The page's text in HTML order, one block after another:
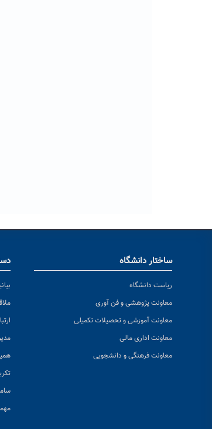
ساختار دانشگاه
ریاست دانشگاه
معاونت پژوهشی و فن آوری
معاونت آموزشی و تحصیلات تکمیلی
معاونت اداری مالی
معاونت فرهنگی و دانشجویی